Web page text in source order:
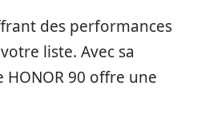
des performances
liste. Avec sa
90 offre une